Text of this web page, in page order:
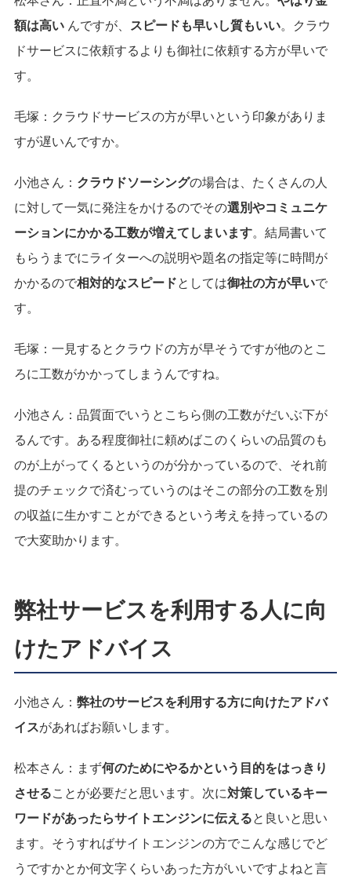
額は高い んですが、 スピードも早いし質もいい。クラウ
ドサービスに依頼するよりも御社に依頼する方が早いで
す。
毛塚： クラウドサービスの方が早いという印象がありま
すが遅いんですか。
小池さん： クラウドソーシングの場合は、たくさんの人
に対して一気に発注をかけるのでその選別やコミュニケ
ーションにかかる工数が増えてしまいます。結局書いて
もらうまでにライターへの説明や題名の指定等に時間が
かかるので相対的なスピードとしては御社の方が早いで
す。
毛塚： 一見するとクラウドの方が早そうですが他のとこ
ろに工数がかかってしまうんですね。
小池さん： 品質面でいうとこちら側の工数がだいぶ下が
るんです。ある程度御社に頼めばこのくらいの品質のも
のが上がってくるというのが分かっているので、それ前
提のチェックで済むっていうのはそこの部分の工数を別
の収益に生かすことができるという考えを持っているの
で大変助かります。
弊社サービスを利用する人に向
けたアドバイス
小池さん： 弊社のサービスを利用する方に向けたアドバ
イスがあればお願いします。
松本さん： まず何のためにやるかという目的をはっきり
させることが必要だと思います。次に対策しているキー
ワードがあったらサイトエンジンに伝えると良いと思い
ます。そうすればサイトエンジンの方でこんな感じでど
うですかとか何文字くらいあった方がいいですよねと言